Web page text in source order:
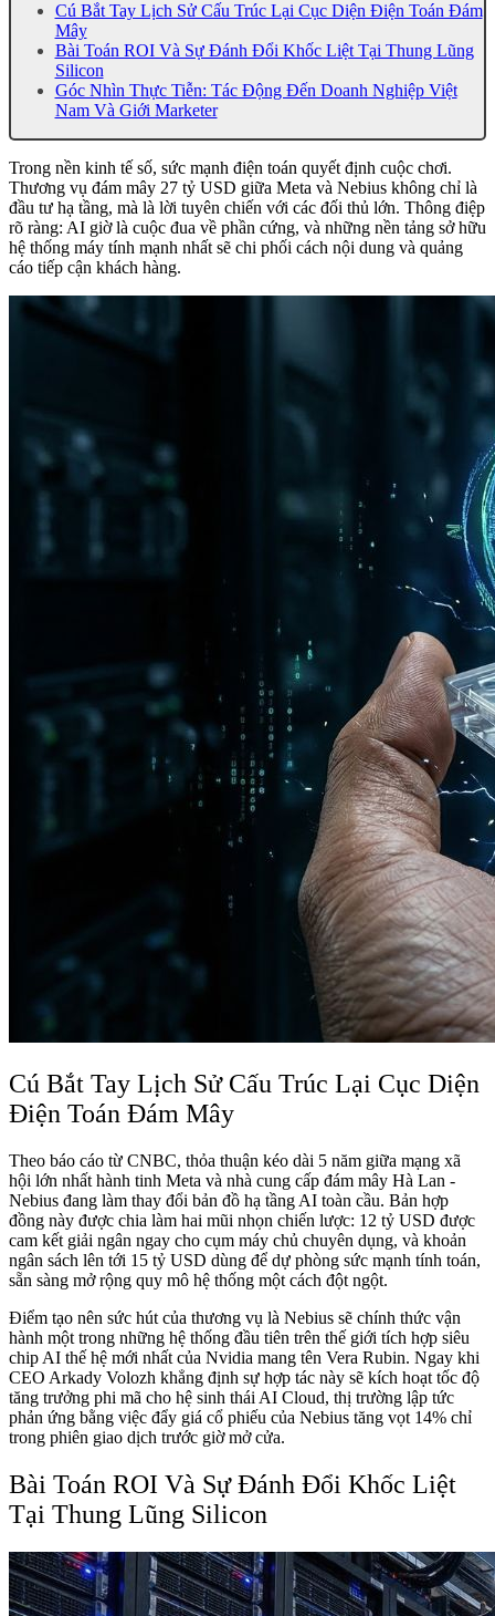
Cú Bắt Tay Lịch Sử Cấu Trúc Lại Cục Diện Điện Toán Đám
Mây
Bài Toán ROI Và Sự Đánh Đổi Khốc Liệt Tại Thung Lũng
Silicon
Góc Nhìn Thực Tiễn: Tác Động Đến Doanh Nghiệp Việt
Nam Và Giới Marketer
Trong nền kinh tế số, sức mạnh điện toán quyết định cuộc chơi.
Thương vụ đám mây 27 tỷ USD giữa Meta và Nebius không chỉ là
đầu tư hạ tầng, mà là lời tuyên chiến với các đối thủ lớn. Thông điệp
rõ ràng: AI giờ là cuộc đua về phần cứng, và những nền tảng sở hữu
hệ thống máy tính mạnh nhất sẽ chi phối cách nội dung và quảng
cáo tiếp cận khách hàng.
Cú Bắt Tay Lịch Sử Cấu Trúc Lại Cục Diện
Điện Toán Đám Mây
Theo báo cáo từ CNBC, thỏa thuận kéo dài 5 năm giữa mạng xã
hội lớn nhất hành tinh Meta và nhà cung cấp đám mây Hà Lan -
Nebius đang làm thay đổi bản đồ hạ tầng AI toàn cầu. Bản hợp
đồng này được chia làm hai mũi nhọn chiến lược: 12 tỷ USD được
cam kết giải ngân ngay cho cụm máy chủ chuyên dụng, và khoản
ngân sách lên tới 15 tỷ USD dùng để dự phòng sức mạnh tính toán,
sẵn sàng mở rộng quy mô hệ thống một cách đột ngột.
Điểm tạo nên sức hút của thương vụ là Nebius sẽ chính thức vận
hành một trong những hệ thống đầu tiên trên thế giới tích hợp siêu
chip AI thế hệ mới nhất của Nvidia mang tên Vera Rubin. Ngay khi
CEO Arkady Volozh khẳng định sự hợp tác này sẽ kích hoạt tốc độ
tăng trưởng phi mã cho hệ sinh thái AI Cloud, thị trường lập tức
phản ứng bằng việc đẩy giá cổ phiếu của Nebius tăng vọt 14% chỉ
trong phiên giao dịch trước giờ mở cửa.
Bài Toán ROI Và Sự Đánh Đổi Khốc Liệt
Tại Thung Lũng Silicon